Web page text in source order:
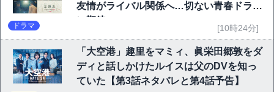
友情がライバル関係へ…切ない青春ドラマ
に期待
ドラマ [10時24分]
「大空港」趣里をマミィ、眞栄田郷敦をダ
ディと話しかけたルイスは父のDVを知っ
ていた【第3話ネタバレと第4話予告】